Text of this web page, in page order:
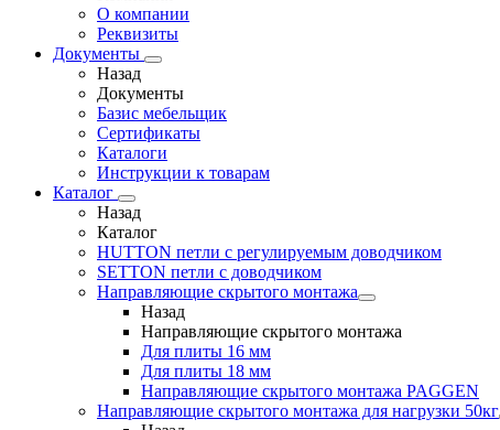
О компании
Реквизиты
Документы
Назад
Документы
Базис мебельщик
Сертификаты
Каталоги
Инструкции к товарам
Каталог
Назад
Каталог
HUTTON петли с регулируемым доводчиком
SETTON петли с доводчиком
Направляющие скрытого монтажа
Назад
Направляющие скрытого монтажа
Для плиты 16 мм
Для плиты 18 мм
Направляющие скрытого монтажа PAGGEN
Направляющие скрытого монтажа для нагрузки 50кг